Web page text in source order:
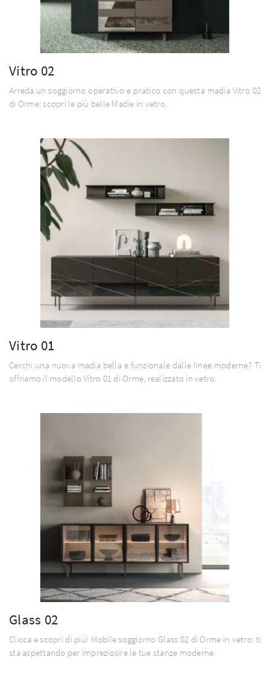
Vitro 02
Arreda un soggiorno operativo e pratico con questa madia Vitro 02
di Orme: scopri le più belle Madie in vetro.
Vitro 01
Cerchi una nuova madia bella e funzionale dalle linee moderne? Ti
offriamo il modello Vitro 01 di Orme, realizzato in vetro.
Glass 02
Clicca e scopri di più! Mobile soggiorno Glass 02 di Orme in vetro: ti
sta aspettando per impreziosire le tue stanze moderne.